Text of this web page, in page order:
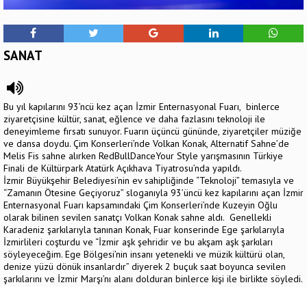
SANAT
Bu yıl kapılarını 93’ncü kez açan İzmir Enternasyonal Fuarı, binlerce
ziyaretçisine kültür, sanat, eğlence ve daha fazlasını teknoloji ile
deneyimleme fırsatı sunuyor. Fuarın üçüncü gününde, ziyaretçiler müziğe
ve dansa doydu. Çim Konserleri’nde Volkan Konak, Alternatif Sahne’de
Melis Fis sahne alırken RedBullDanceYour Style yarışmasının Türkiye
Finali de Kültürpark Atatürk Açıkhava Tiyatrosu’nda yapıldı.
İzmir Büyükşehir Belediyesi’nin ev sahipliğinde “Teknoloji” temasıyla ve
“Zamanın Ötesine Geçiyoruz” sloganıyla 93’üncü kez kapılarını açan İzmir
Enternasyonal Fuarı kapsamındaki Çim Konserleri’nde Kuzeyin Oğlu
olarak bilinen sevilen sanatçı Volkan Konak sahne aldı. Genellekli
Karadeniz şarkılarıyla tanınan Konak, Fuar konserinde Ege şarkılarıyla
İzmirlileri coşturdu ve “İzmir aşk şehridir ve bu akşam aşk şarkıları
söyleyeceğim. Ege Bölgesi’nin insanı yetenekli ve müzik kültürü olan,
denize yüzü dönük insanlardır” diyerek 2 buçuk saat boyunca sevilen
şarkılarını ve İzmir Marşı’nı alanı dolduran binlerce kişi ile birlikte söyledi.